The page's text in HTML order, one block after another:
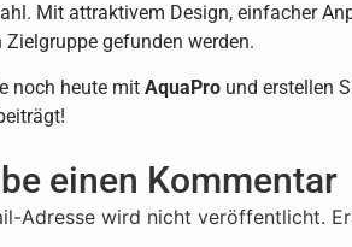
Mit attraktivem Design, einfacher
Zielgruppe gefunden werden.
noch heute mit AquaPro und erstellen
einen Kommentar
Adresse wird nicht veröffentlicht.